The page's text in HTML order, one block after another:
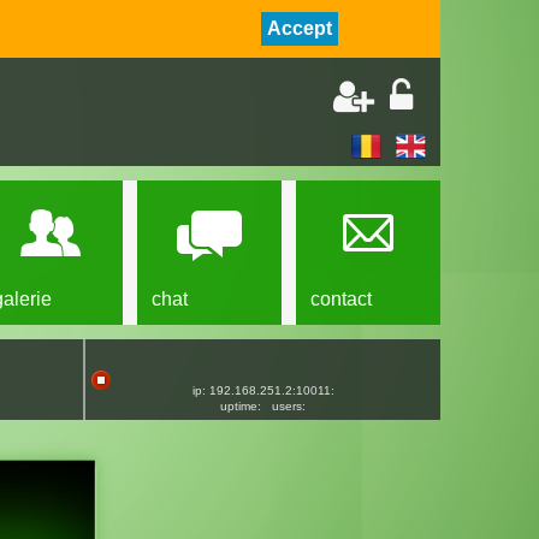
Accept
chat contact
ip: 192.168.251.2:10011:
uptime:
users: